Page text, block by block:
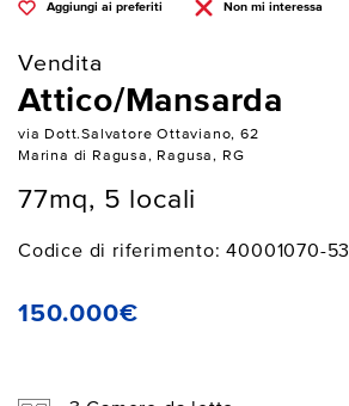
Aggiungi ai preferiti Non mi interessa
Vendita
Attico/Mansarda
via Dott.Salvatore Ottaviano, 62
Marina di Ragusa, Ragusa, RG
77mq, 5 locali
Codice di riferimento: 40001070-53
150.000€